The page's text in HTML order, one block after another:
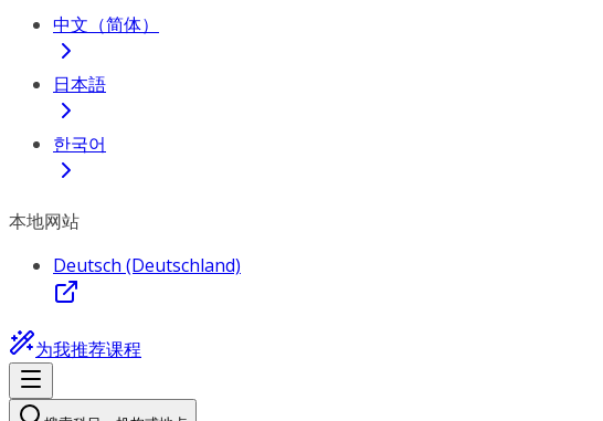
中文（简体）
日本語
한국어
本地网站
Deutsch (Deutschland)
为我推荐课程